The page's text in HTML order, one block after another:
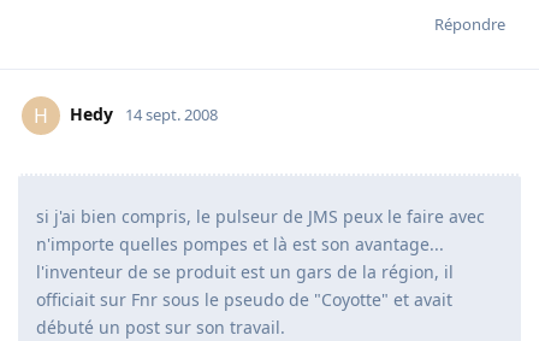
Répondre
H Hedy 14 sept. 2008
si j'ai bien compris, le pulseur de JMS peux le faire avec
n'importe quelles pompes et là est son avantage...
l'inventeur de se produit est un gars de la région, il
officiait sur Fnr sous le pseudo de "Coyotte" et avait
débuté un post sur son travail.